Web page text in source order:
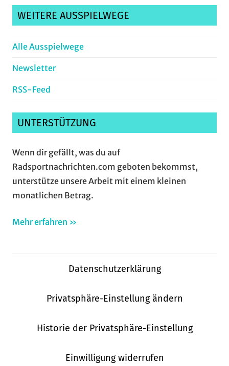
WEITERE AUSSPIELWEGE
Alle Ausspielwege
Newsletter
RSS-Feed
UNTERSTÜTZUNG
Wenn dir gefällt, was du auf
Radsportnachrichten.com geboten bekommst,
unterstütze unsere Arbeit mit einem kleinen
monatlichen Betrag.
Mehr erfahren »
Datenschutzerklärung
Privatsphäre-Einstellung ändern
Historie der Privatsphäre-Einstellung
Einwilligung widerrufen